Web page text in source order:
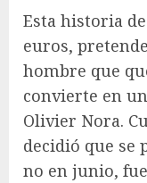
Esta historia
euros,
hombre que
convierte en
Olivier Nora.
decidió que se
no en junio,